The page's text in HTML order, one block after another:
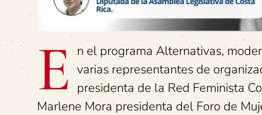
E n el programa Alternativas,
varias representantes de
presidenta de la Red Feminista
Marlene Mora presidenta del Foro de